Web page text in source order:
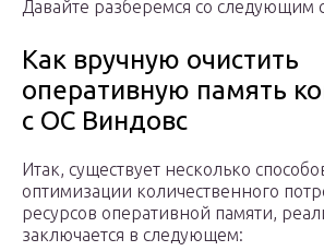
Давайте разберемся со следующим
Как вручную очистить
оперативную память
с ОС Виндовс
Итак, существует несколько
оптимизации количественного
ресурсов оперативной памяти,
заключается в следующем: